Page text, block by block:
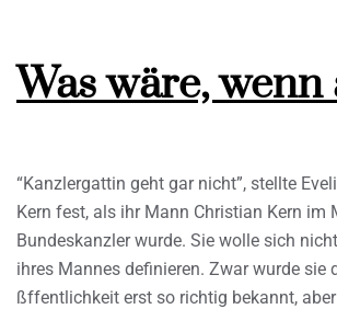
Was wäre, wenn
“Kanzlergattin geht gar nicht”, stellte
Kern fest, als ihr Mann Christian Kern im
Bundeskanzler wurde. Sie wolle sich
ihres Mannes definieren. Zwar wurde sie
ßffentlichkeit erst so richtig bekannt,